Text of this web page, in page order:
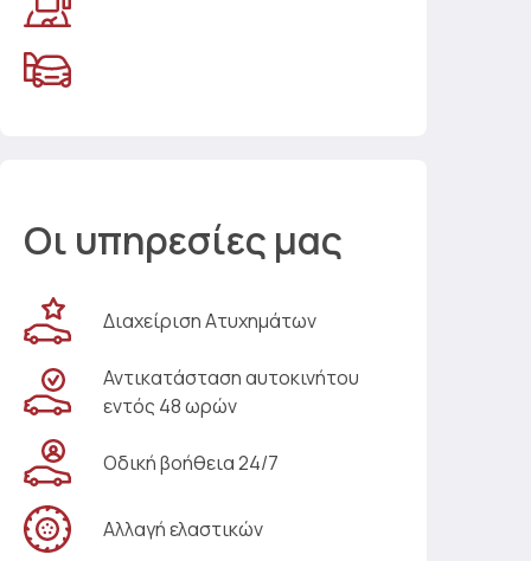
Οι υπηρεσίες μας
Διαχείριση Ατυχημάτων
Αντικατάσταση αυτοκινήτου
εντός 48 ωρών
Οδική βοήθεια 24/7
Αλλαγή ελαστικών